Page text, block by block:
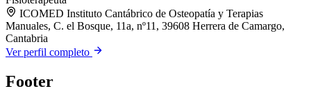
ICOMED Instituto Cantábrico de Osteopatía y Terapias
Manuales, C. el Bosque, 11a, nº11, 39608 Herrera de Camargo,
Cantabria
Ver perfil completo
Footer